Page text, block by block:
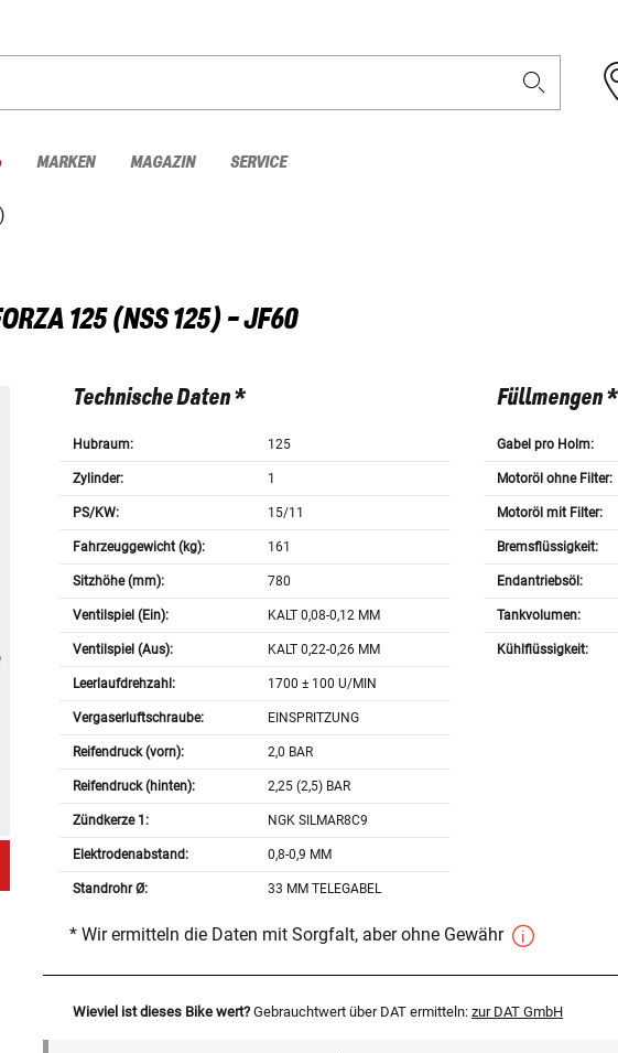
MARKEN MAGAZIN SERVICE
125 (NSS 125) - JF60
Technische Daten *
Hubraum: 125
Zylinder: 1
PS/KW: 15/11
Fahrzeuggewicht (kg): 161
Sitzhöhe (mm): 780
Ventilspiel (Ein): KALT 0,08-0,12 MM
Ventilspiel (Aus): KALT 0,22-0,26 MM
Leerlaufdrehzahl: 1700 ± 100 U/MIN
Vergaserluftschraube: EINSPRITZUNG
Reifendruck (vorn): 2,0 BAR
Reifendruck (hinten): 2,25 (2,5) BAR
Zündkerze 1: NGK SILMAR8C9
Elektrodenabstand: 0,8-0,9 MM
Standrohr Ø: 33 MM TELEGABEL
Füllmengen *
Gabel pro Holm:
Motoröl ohne Filter:
Motoröl mit Filter:
Bremsflüssigkeit:
Endantriebsöl:
Tankvolumen:
Kühlflüssigkeit:
* Wir ermitteln die Daten mit Sorgfalt, aber ohne Gewähr
Wieviel ist dieses Bike wert? Gebrauchtwert über DAT ermitteln: zur DAT GmbH